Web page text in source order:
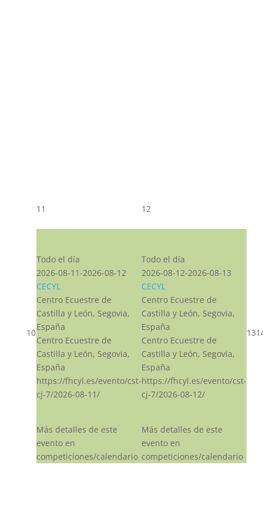
10
11
Todo el día
2026-08-11-2026-08-12
CECYL
Centro Ecuestre de
Castilla y León, Segovia,
España
Centro Ecuestre de
Castilla y León, Segovia,
España
https://fhcyl.es/evento/cst-
cj-7/2026-08-11/
Más detalles de este
evento en
competiciones/calendario
12
Todo el día
2026-08-12-2026-08-13
CECYL
Centro Ecuestre de
Castilla y León, Segovia,
España
Centro Ecuestre de
Castilla y León, Segovia,
España
https://fhcyl.es/evento/cst-
cj-7/2026-08-12/
Más detalles de este
evento en
competiciones/calendario
13